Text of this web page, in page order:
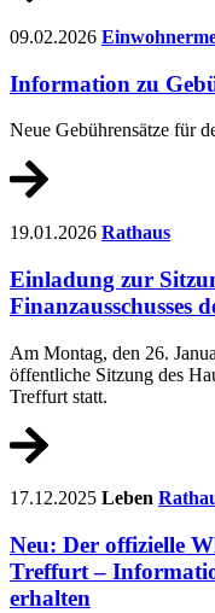
09.02.2026
Information zu
Neue Gebührensätze für
19.01.2026 Rathaus
Einladung zur
Finanzausschusses
Am Montag, den 26.
öffentliche Sitzung des
Treffurt statt.
17.12.2025 Leben
Neu: Der offizielle
Treffurt –
erhalten